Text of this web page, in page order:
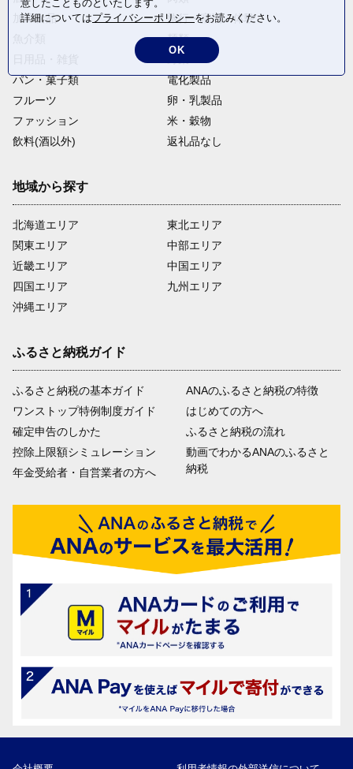
加工食品
旅行・宿泊・体験
麺類
パン・菓子類
電化製品
フルーツ
卵・乳製品
ファッション
米・穀物
飲料(酒以外)
返礼品なし
地域から探す
北海道エリア
関東エリア
近畿エリア
四国エリア
沖縄エリア
東北エリア
中部エリア
中国エリア
九州エリア
ふるさと納税ガイド
ふるさと納税の基本ガイド
ワンストップ特例制度ガイド
確定申告のしかた
控除上限額シミュレーション
年金受給者・自営業者の方へ
ANAのふるさと納税の特徴
はじめての方へ
ふるさと納税の流れ
動画でわかるANAのふるさと
納税
意したことものといたします。
詳細についてはプライバシーポリシーをお読みください。
OK